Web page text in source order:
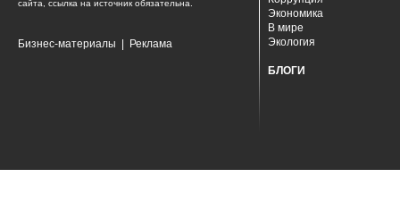
сайта, ссылка на источник обязательна.
Бизнес-материалы Реклама
Экономика
В мире
Экология
БЛОГИ